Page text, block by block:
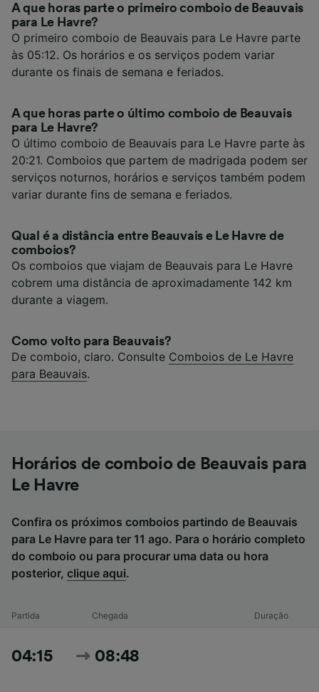
A que horas parte o primeiro comboio de Beauvais
para Le Havre?
O primeiro comboio de Beauvais para Le Havre parte
às 05:12. Os horários e os serviços podem variar
durante os finais de semana e feriados.
A que horas parte o último comboio de Beauvais
para Le Havre?
O último comboio de Beauvais para Le Havre parte às
20:21. Comboios que partem de madrigada podem ser
serviços noturnos, horários e serviços também podem
variar durante fins de semana e feriados.
Qual é a distância entre Beauvais e Le Havre de
comboios?
Os comboios que viajam de Beauvais para Le Havre
cobrem uma distância de aproximadamente 142 km
durante a viagem.
Como volto para Beauvais?
De comboio, claro. Consulte Comboios de Le Havre
para Beauvais.
Horários de comboio de Beauvais para
Le Havre
Confira os próximos comboios partindo de Beauvais
para Le Havre para ter 11 ago. Para o horário completo
do comboio ou para procurar uma data ou hora
posterior, clique aqui.
Partida Chegada Duração
04:15 08:48